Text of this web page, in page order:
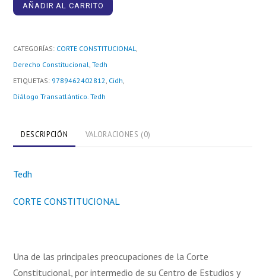
Selección
cantidad
AÑADIR AL CARRITO
CATEGORÍAS: CORTE CONSTITUCIONAL
Derecho Constitucional ,Tedh
ETIQUETAS: 9789462402812 Cidh
Diálogo Transatlántico. Tedh
DESCRIPCIÓN VALORACIONES (0)
Tedh
CORTE CONSTITUCIONAL
Una de las principales preocupaciones de la Corte
Constitucional, por intermedio de su Centro de Estudios y